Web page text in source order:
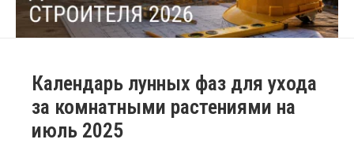
Календарь лунных фаз для ухода
за комнатными растениями на
июль 2025